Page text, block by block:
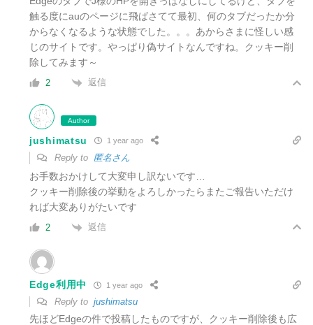
触る度にauのページに飛ばさてて最初、何のタブだったか分
からなくなるような状態でした。。。あからさまに怪しい感
じのサイトです。やっぱり偽サイトなんですね。クッキー削
除してみます～
2 返信
Author
jushimatsu 1 year ago
Reply to 匿名さん
お手数おかけして大変申し訳ないです…
クッキー削除後の挙動をよろしかったらまたご報告いただけ
れば大変ありがたいです
2 返信
Edge利用中 1 year ago
Reply to jushimatsu
先ほどEdgeの件で投稿したものですが、クッキー削除後も広